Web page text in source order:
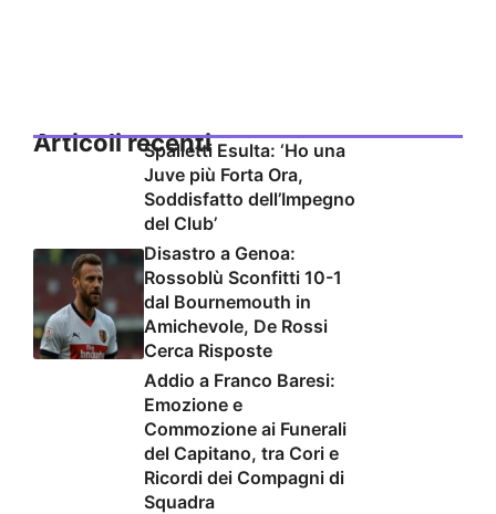
Articoli recentiSpalletti Esulta: ‘Ho una
Juve più Forta Ora,
Soddisfatto dell’Impegno
del Club’
Disastro a Genoa:
Rossoblù Sconfitti 10-1
dal Bournemouth in
Amichevole, De Rossi
Cerca Risposte
Addio a Franco Baresi:
Emozione e
Commozione ai Funerali
del Capitano, tra Cori e
Ricordi dei Compagni di
Squadra